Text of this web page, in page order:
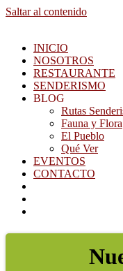
Saltar al contenido
INICIO
NOSOTROS
RESTAURANTE
SENDERISMO
BLOG
Rutas
Fauna y Flora
El Pueblo
Qué Ver
EVENTOS
CONTACTO